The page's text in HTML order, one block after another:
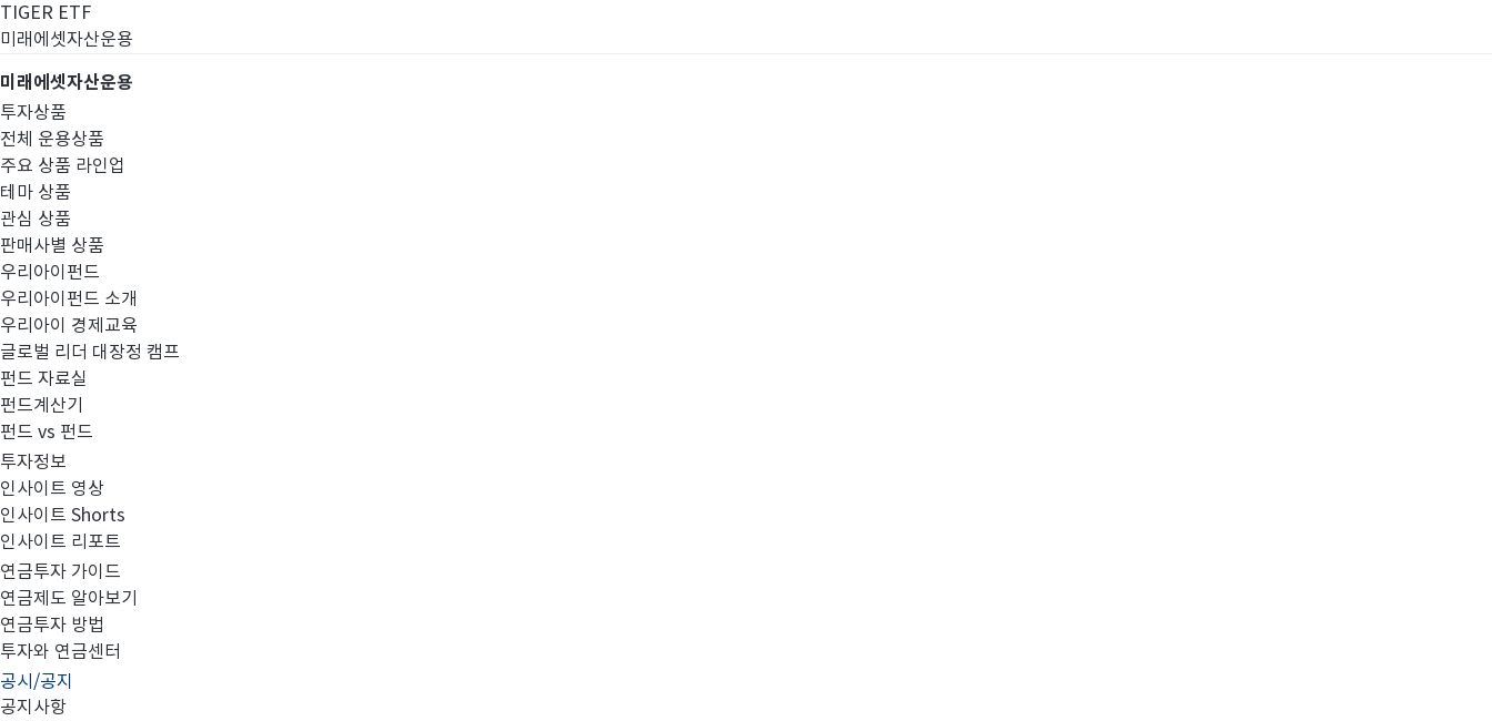
TIGER ETF
미래에셋자산운용
미래에셋자산운용
투자상품
전체 운용상품
주요 상품 라인업
테마 상품
관심 상품
판매사별 상품
우리아이펀드
우리아이펀드 소개
우리아이 경제교육
글로벌 리더 대장정 캠프
펀드 자료실
펀드계산기
펀드 vs 펀드
투자정보
인사이트 영상
인사이트 Shorts
인사이트 리포트
연금투자 가이드
연금제도 알아보기
연금투자 방법
투자와 연금센터
공시/공지
공지사항
고난도금융투자상품
고난도금융투자상품_공시_20241119